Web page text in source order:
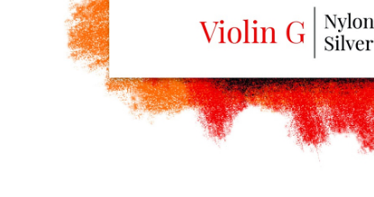
... mehr
... mehr
STREICHINSTRUMENTE